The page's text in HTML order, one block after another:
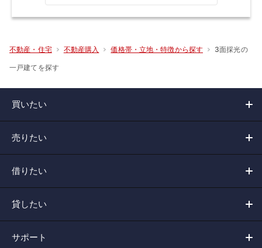
不動産・住宅 不動産購入 価格帯・立地・特徴から探す 3面採光の
一戸建てを探す
買いたい
売りたい
借りたい
貸したい
サポート